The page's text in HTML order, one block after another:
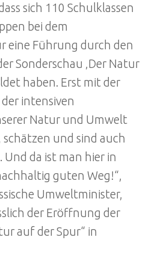
sich 110 Schulklassen
bei dem
eine Führung durch den
Sonderschau ‚Der Natur
haben. Erst mit der
intensiven
Natur und Umwelt
und sind auch
Und da ist man hier in
guten Weg!“,
Umweltminister,
der Eröffnung der
auf der Spur“ in